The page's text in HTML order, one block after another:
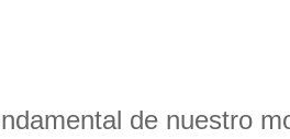
de nuestro